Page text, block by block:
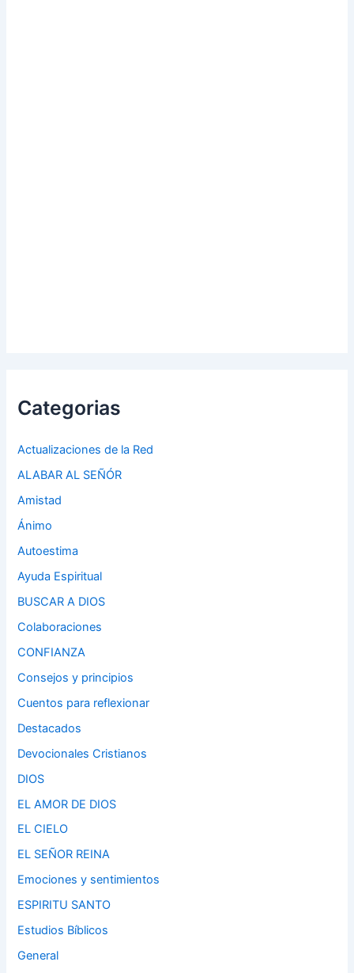
Categorias
Actualizaciones de la Red
ALABAR AL SEÑÓR
Amistad
Ánimo
Autoestima
Ayuda Espiritual
BUSCAR A DIOS
Colaboraciones
CONFIANZA
Consejos y principios
Cuentos para reflexionar
Destacados
Devocionales Cristianos
DIOS
EL AMOR DE DIOS
EL CIELO
EL SEÑOR REINA
Emociones y sentimientos
ESPIRITU SANTO
Estudios Bíblicos
General